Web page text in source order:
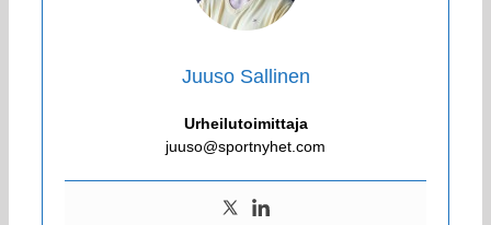
Juuso Sallinen
Urheilutoimittaja
juuso@sportnyhet.com